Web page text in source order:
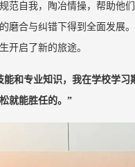
范自我，陶冶情操，帮助他
磨合与纠错下得到全面发展
开启了新的旅途。
和专业知识，我在学校学
就能胜任的。”